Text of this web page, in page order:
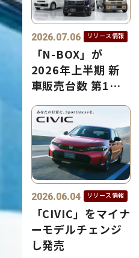
2026.07.06 リリース情報
「N-BOX」が
2026年上半期 新
車販売台数 第1位
2026.06.04 リリース情報
「CIVIC」をマイナ
ーモデルチェンジ
し発売